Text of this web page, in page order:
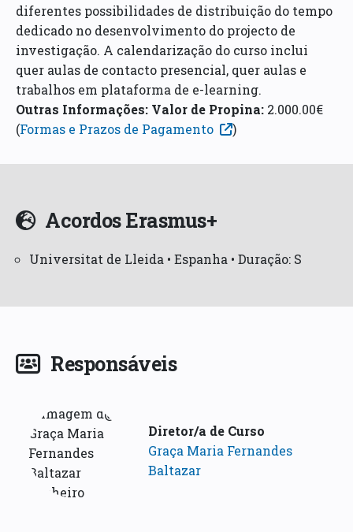
diferentes possibilidades de distribuição do tempo
dedicado no desenvolvimento do projecto de
investigação. A calendarização do curso inclui
quer aulas de contacto presencial, quer aulas e
trabalhos em plataforma de e-learning.
Outras Informações: Valor de Propina: 2.000.00€
(Formas e Prazos de Pagamento )
Acordos Erasmus+
Universitat de Lleida • Espanha • Duração: S
Responsáveis
Diretor/a de Curso
Graça Maria Fernandes
Baltazar